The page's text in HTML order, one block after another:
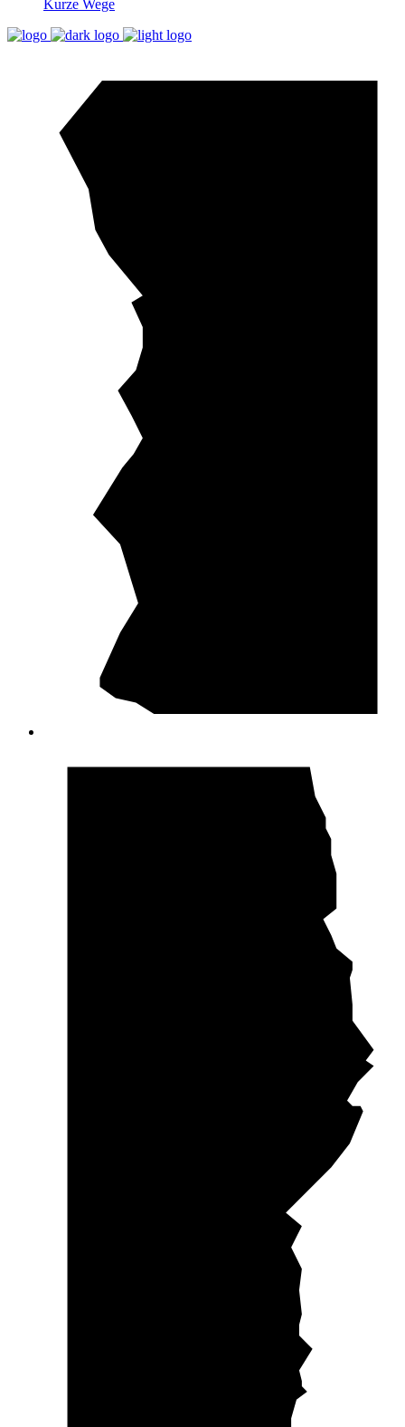
Kurze Wege